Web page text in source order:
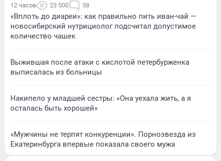
12 часов 23 500 58
«Вплоть до диареи»: как правильно пить иван-чай —
новосибирский нутрициолог подсчитал допустимое
количество чашек
Выжившая после атаки с кислотой петербурженка
выписалась из больницы
Накипело у младшей сестры: «Она уехала жить, а я
осталась быть хорошей»
«Мужчины не терпят конкуренции». Порнозвезда из
Екатеринбурга впервые показала своего мужа